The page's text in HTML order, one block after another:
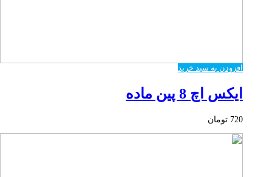
افزودن به سبد خرید
ایکس اچ 8 پین ماده
720 تومان